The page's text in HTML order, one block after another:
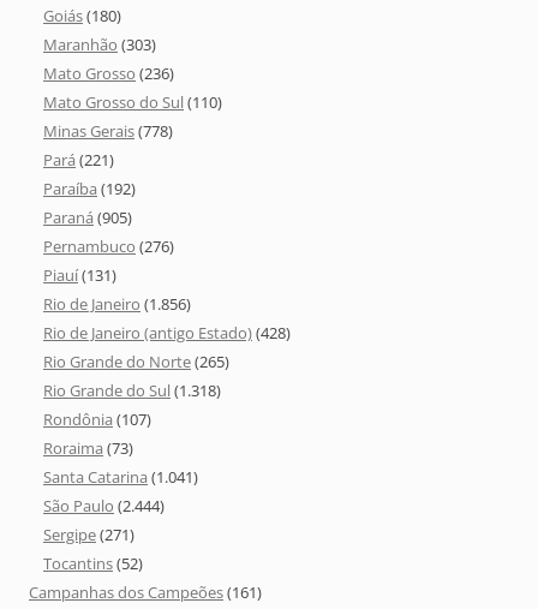
Goiás(180)
Maranhão (303)
Mato Grosso (236)
Mato Grosso do Sul(110)
Minas Gerais(778)
Pará (221)
Paraíba (192)
Paraná (905)
Pernambuco (276)
Piauí(131)
Rio de Janeiro (1.856)
Rio de Janeiro (antigo Estado)(428)
Rio Grande do Norte(265)
Rio Grande do Sul(1.318)
Rondônia (107)
Roraima (73)
Santa Catarina (1.041)
São Paulo (2.444)
Sergipe(271)
Tocantins(52)
Campanhas dos Campeões(161)